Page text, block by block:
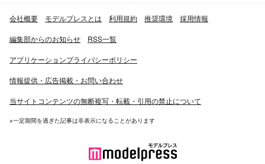
会社概要 モデルプレスとは 利用規約 推奨環境 採用情報
編集部からのお知らせ RSS一覧
アプリケーションプライバシーポリシー
情報提供・広告掲載・お問い合わせ
当サイトコンテンツの無断複写・転載・引用の禁止について
※一定期間を過ぎた記事は非表示になることがあります